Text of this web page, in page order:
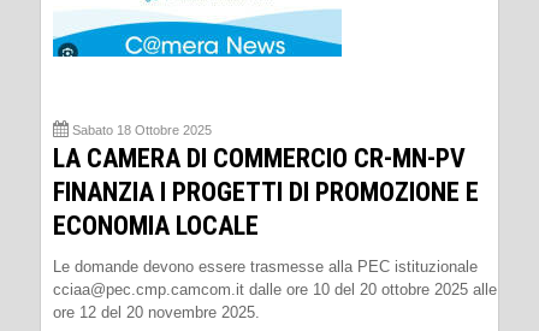
Sabato 18 Ottobre 2025
LA CAMERA DI COMMERCIO CR-MN-PV
FINANZIA I PROGETTI DI PROMOZIONE E
ECONOMIA LOCALE
Le domande devono essere trasmesse alla PEC istituzionale
cciaa@pec.cmp.camcom.it dalle ore 10 del 20 ottobre 2025 alle
ore 12 del 20 novembre 2025.